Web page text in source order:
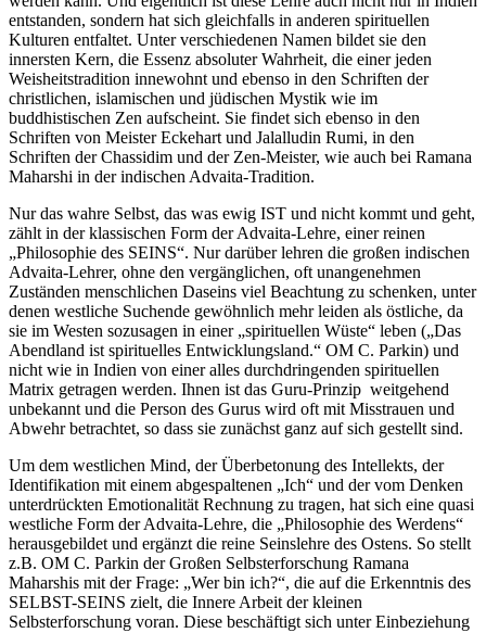
entstanden, sondern hat sich gleichfalls in anderen spirituellen
Kulturen entfaltet. Unter verschiedenen Namen bildet sie den
innersten Kern, die Essenz absoluter Wahrheit, die einer jeden
Weisheitstradition innewohnt und ebenso in den Schriften der
christlichen, islamischen und jüdischen Mystik wie im
buddhistischen Zen aufscheint. Sie findet sich ebenso in den
Schriften von Meister Eckehart und Jalalludin Rumi, in den
Schriften der Chassidim und der Zen-Meister, wie auch bei Ramana
Maharshi in der indischen Advaita-Tradition.
Nur das wahre Selbst, das was ewig IST und nicht kommt und geht,
zählt in der klassischen Form der Advaita-Lehre, einer reinen
„Philosophie des SEINS“. Nur darüber lehren die großen indischen
Advaita-Lehrer, ohne den vergänglichen, oft unangenehmen
Zuständen menschlichen Daseins viel Beachtung zu schenken, unter
denen westliche Suchende gewöhnlich mehr leiden als östliche, da
sie im Westen sozusagen in einer „spirituellen Wüste“ leben („Das
Abendland ist spirituelles Entwicklungsland.“ OM C. Parkin) und
nicht wie in Indien von einer alles durchdringenden spirituellen
Matrix getragen werden. Ihnen ist das Guru-Prinzip weitgehend
unbekannt und die Person des Gurus wird oft mit Misstrauen und
Abwehr betrachtet, so dass sie zunächst ganz auf sich gestellt sind.
Um dem westlichen Mind, der Überbetonung des Intellekts, der
Identifikation mit einem abgespaltenen „Ich“ und der vom Denken
unterdrückten Emotionalität Rechnung zu tragen, hat sich eine quasi
westliche Form der Advaita-Lehre, die „Philosophie des Werdens“
herausgebildet und ergänzt die reine Seinslehre des Ostens. So stellt
z.B. OM C. Parkin der Großen Selbsterforschung Ramana
Maharshis mit der Frage: „Wer bin ich?“, die auf die Erkenntnis des
SELBST-SEINS zielt, die Innere Arbeit der kleinen
Selbsterforschung voran. Diese beschäftigt sich unter Einbeziehung